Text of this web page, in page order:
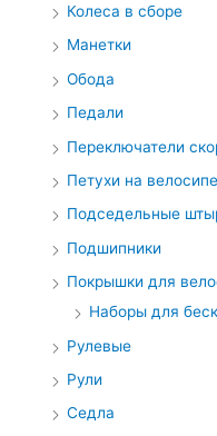
Колеса в сборе
Манетки
Обода
Педали
Переключатели
Петухи на
Подседельные
Подшипники
Покрышки для
Наборы для
Рулевые
Рули
Седла